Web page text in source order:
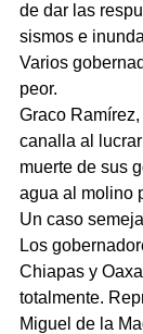
de dar las
sismos e
Varios
peor.
Graco
canalla al
muerte de sus
agua al molino
Un caso
Los
Chiapas y
totalmente.
Miguel de la